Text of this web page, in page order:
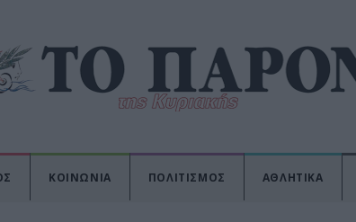
ΚΟΙΝΩΝΙΑ ΠΟΛΙΤΙΣΜΟΣ ΑΘΛΗΤΙΚΑ